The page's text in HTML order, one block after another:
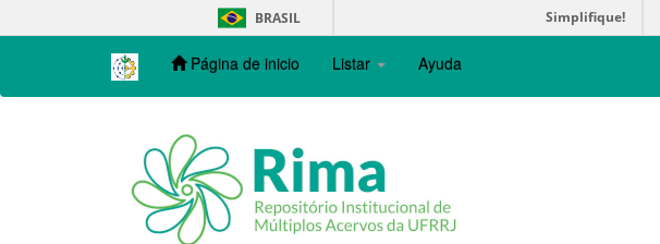
navigation
BRASIL Simplifique!
Página de inicio Listar Ayuda